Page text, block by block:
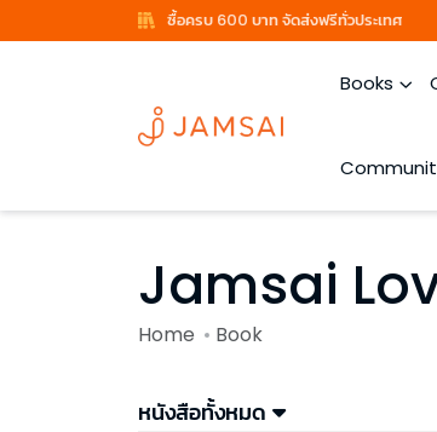
ซื้อครบ 600 บาท จัดส่งฟรีทั่วประเทศ
Books
Jamsai
Home Book
หนังสือทั้งหมด